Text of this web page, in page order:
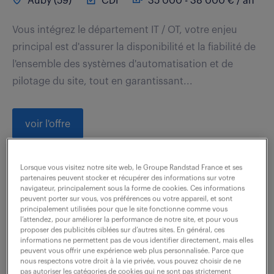
Vous intégrez le département IT / OT, votre enjeu
principal est d'assurer la disponibilité et la fiabilité de
l'ensemble des systèmes d'automatisation et de
pilotage du site, tout en garantissant...
voir l'offre
technicien ordonnancement
(f/h)
5 août 2026
Cholet (49) intérim
3 mois
Lorsque vous visitez notre site web, le Groupe Randstad France et ses
partenaires peuvent stocker et récupérer des informations sur votre
navigateur, principalement sous la forme de cookies. Ces informations
peuvent porter sur vous, vos préférences ou votre appareil, et sont
principalement utilisées pour que le site fonctionne comme vous
l’attendez, pour améliorer la performance de notre site, et pour vous
proposer des publicités ciblées sur d’autres sites. En général, ces
informations ne permettent pas de vous identifier directement, mais elles
peuvent vous offrir une expérience web plus personnalisée. Parce que
nous respectons votre droit à la vie privée, vous pouvez choisir de ne
pas autoriser les catégories de cookies qui ne sont pas strictement